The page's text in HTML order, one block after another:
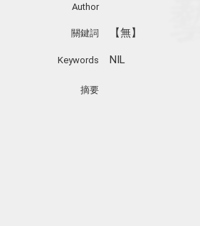
Author
關鍵詞 【無】
Keywords NIL
摘要